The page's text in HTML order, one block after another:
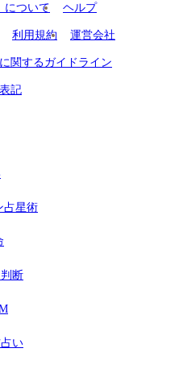
について ヘルプ
利用規約 運営会社
関するガイドライン
記
占星術
断
い